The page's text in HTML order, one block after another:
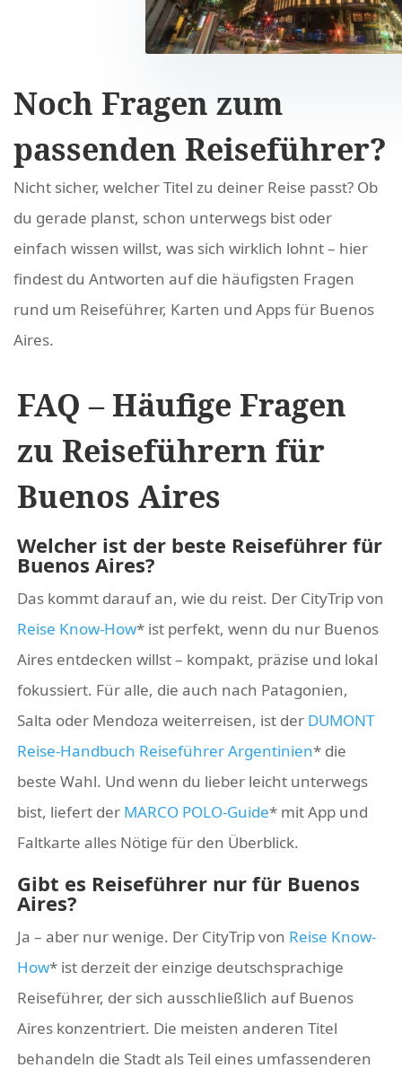
Noch Fragen zum
passenden Reiseführer?
Nicht sicher, welcher Titel zu deiner Reise passt? Ob
du gerade planst, schon unterwegs bist oder
einfach wissen willst, was sich wirklich lohnt – hier
findest du Antworten auf die häufigsten Fragen
rund um Reiseführer, Karten und Apps für Buenos
Aires.
FAQ – Häufige Fragen
zu Reiseführern für
Buenos Aires
Welcher ist der beste Reiseführer für
Buenos Aires?
Das kommt darauf an, wie du reist. Der CityTrip von
Reise Know-How* ist perfekt, wenn du nur Buenos
Aires entdecken willst – kompakt, präzise und lokal
fokussiert. Für alle, die auch nach Patagonien,
Salta oder Mendoza weiterreisen, ist der DUMONT
Reise-Handbuch Reiseführer Argentinien* die
beste Wahl. Und wenn du lieber leicht unterwegs
bist, liefert der MARCO POLO-Guide* mit App und
Faltkarte alles Nötige für den Überblick.
Gibt es Reiseführer nur für Buenos
Aires?
Ja – aber nur wenige. Der CityTrip von Reise Know-
How* ist derzeit der einzige deutschsprachige
Reiseführer, der sich ausschließlich auf Buenos
Aires konzentriert. Die meisten anderen Titel
behandeln die Stadt als Teil eines umfassenderen